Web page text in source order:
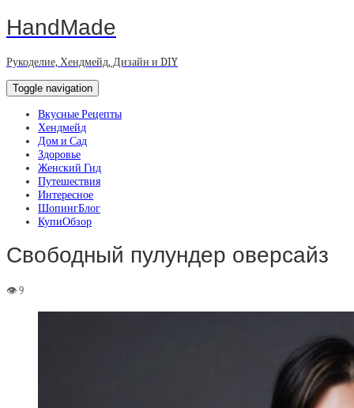
HandMade
Рукоделие, Хендмейд, Дизайн и DIY
Toggle navigation
Вкусные Рецепты
Хендмейд
Дом и Сад
Здоровье
Женский Гид
Путешествия
Интересное
ШопингБлог
КупиОбзор
Свободный пулундер оверсайз